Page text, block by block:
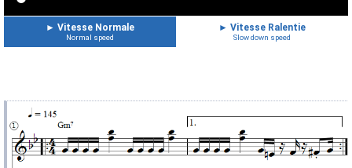
► Vitesse Normale
Normal speed
► Vitesse Ralentie
Slow down speed